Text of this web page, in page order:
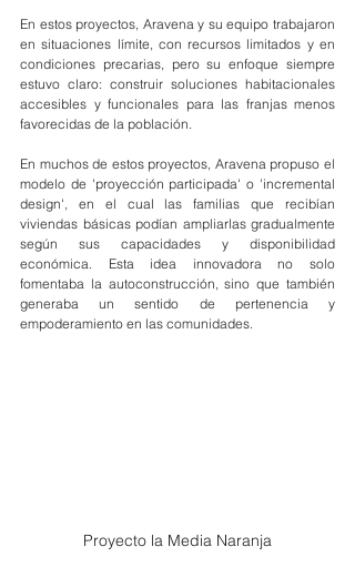
En estos proyectos, Aravena y su equipo trabajaron
en situaciones límite, con recursos limitados y en
condiciones precarias, pero su enfoque siempre
estuvo claro: construir soluciones habitacionales
accesibles y funcionales para las franjas menos
favorecidas de la población.
En muchos de estos proyectos, Aravena propuso el
modelo de 'proyección participada' o 'incremental
design', en el cual las familias que recibían
viviendas básicas podían ampliarlas gradualmente
según sus capacidades y disponibilidad
económica. Esta idea innovadora no solo
fomentaba la autoconstrucción, sino que también
generaba un sentido de pertenencia y
empoderamiento en las comunidades.
Proyecto la Media Naranja